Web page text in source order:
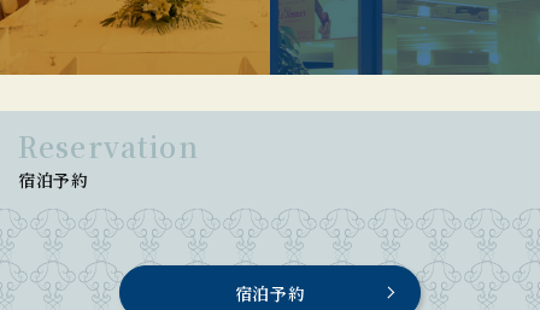
Reservation
宿泊予約
宿泊予約